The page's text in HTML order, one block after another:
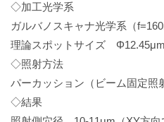
◇加工光学系
ガルバノスキャナ光学系（
理論スポットサイズ Φ12.45μm
◇照射方法
パーカッション（ビーム固定照
◇結果